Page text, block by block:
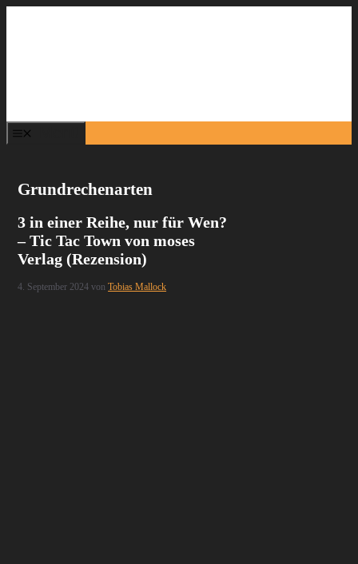
Grundrechenarten
3 in einer Reihe, nur für Wen?
– Tic Tac Town von moses
Verlag (Rezension)
4. September 2024 vonTobias Mallock